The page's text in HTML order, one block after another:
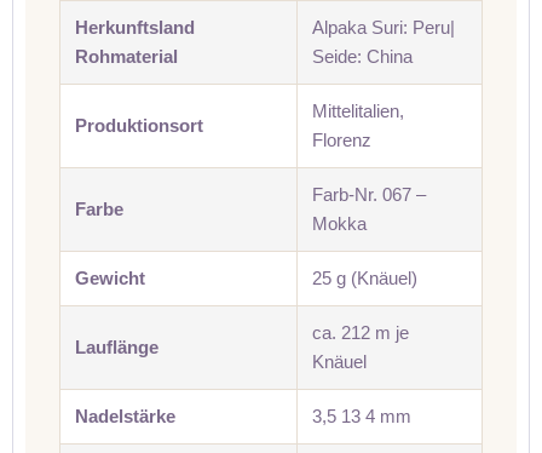
Herkunftsland
Rohmaterial
Alpaka Suri: Peru|
Seide: China
Produktionsort
Mittelitalien,
Florenz
Farbe
Farb-Nr. 067 –
Mokka
Gewicht 25 g (Knäuel)
Lauflänge
ca. 212 m je
Knäuel
Nadelstärke 3,5 13 4 mm